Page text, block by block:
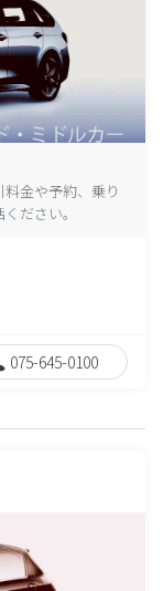
金や予約、乗り
ださい。
075-645-0100